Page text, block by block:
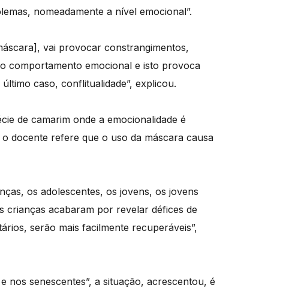
nomeadamente a nível emocional”.
vai provocar constrangimentos,
comportamento emocional e isto provoca
caso, conflitualidade”, explicou.
de camarim onde a emocionalidade é
docente refere que o uso da máscara causa
os adolescentes, os jovens, os jovens
crianças acabaram por revelar défices de
serão mais facilmente recuperáveis”,
senescentes”, a situação, acrescentou, é